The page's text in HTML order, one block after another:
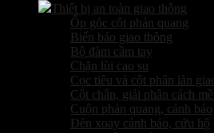
Thiết bị an toàn giao thông
Ốp góc cột phản quang
Biển báo giao thông
Bộ đàm cầm tay
Chặn lùi cao su
Cọc tiêu và cột phân làn
Cột chắn, giải phân cách
Cuộn phản quang, cảnh báo
Đèn xoay cảnh báo, cứu hộ